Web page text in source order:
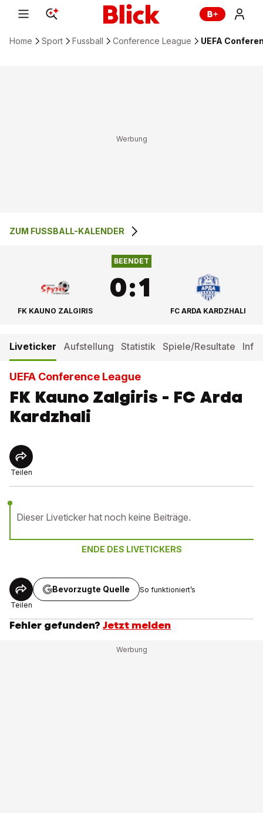
Home Sport Fussball Conference League UEFA
0 :1
ZUM FUSSBALL-KALENDER
FK KAUNO ZALGIRIS
BEENDET
0:1
FC ARDA KARDZHALI
Liveticker Aufstellung Statistik Spiele/Resultate
UEFA Conference League
FK Kauno Zalgiris - FC Arda
Kardzhali
Teilen
Dieser Liveticker hat noch keine Beiträge.
ENDE DES LIVETICKERS
Teilen
Bevorzugte Quelle So funktioniert’s
Fehler gefunden? Jetzt melden